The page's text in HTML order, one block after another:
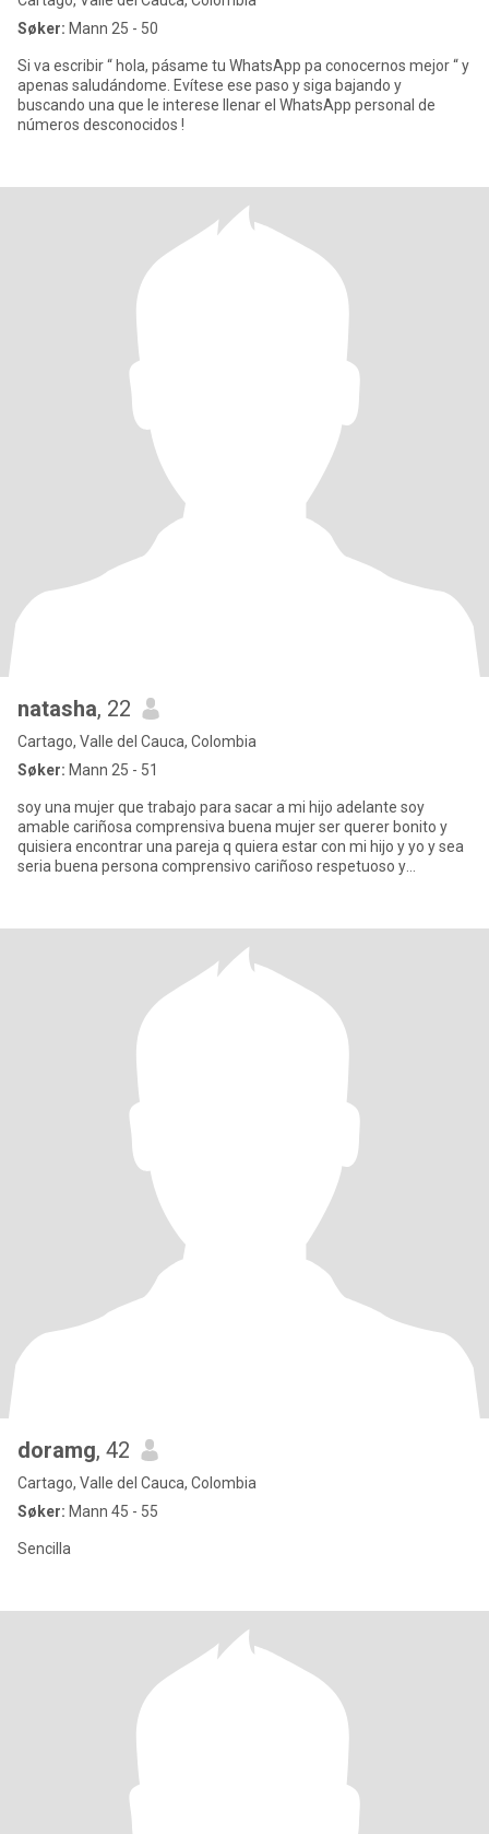
Søker: Mann 25 - 50
Si va escribir “ hola, pásame tu WhatsApp pa conocernos mejor “ y
apenas saludándome. Evítese ese paso y siga bajando y
buscando una que le interese llenar el WhatsApp personal de
números desconocidos !
natasha, 22
Cartago, Valle del Cauca, Colombia
Søker: Mann 25 - 51
soy una mujer que trabajo para sacar a mi hijo adelante soy
amable cariñosa comprensiva buena mujer ser querer bonito y
quisiera encontrar una pareja q quiera estar con mi hijo y yo y sea
seria buena persona comprensivo cariñoso respetuoso y
doramg, 42
Cartago, Valle del Cauca, Colombia
Søker: Mann 45 - 55
Sencilla